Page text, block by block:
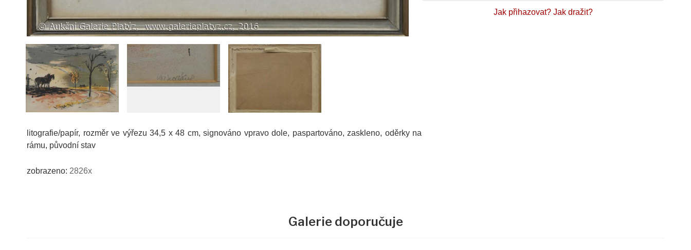
litografie/papír, rozměr ve výřezu 34,5 x 48 cm, signováno vpravo dole, paspartováno, zaskleno, oděrky na
rámu, původní stav
zobrazeno: 2826x
Jak přihazovat? Jak dražit?
Galerie doporučuje